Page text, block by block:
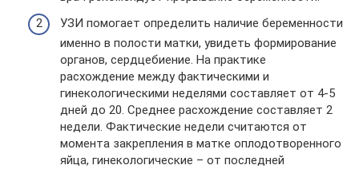
УЗИ помогает определить наличие беременности
именно в полости матки, увидеть формирование
органов, сердцебиение. На практике
расхождение между фактическими и
гинекологическими неделями составляет от 4-5
дней до 20. Среднее расхождение составляет 2
недели. Фактические недели считаются от
момента закрепления в матке оплодотворенного
яйца, гинекологические – от последней